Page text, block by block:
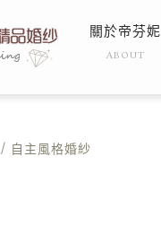
關於帝芬妮
ABOUT
/ 自主風格婚紗